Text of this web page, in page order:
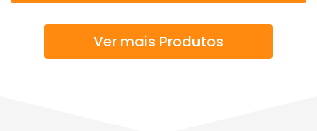
Ver mais Produtos